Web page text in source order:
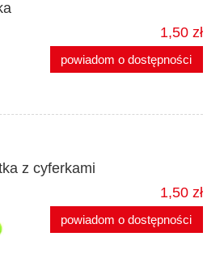
1,50 zł
powiadom o dostępności
z cyferkami
1,50 zł
powiadom o dostępności